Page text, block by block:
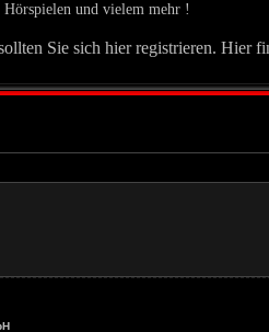
und vielem mehr !
Sie sich hier registrieren. Hier